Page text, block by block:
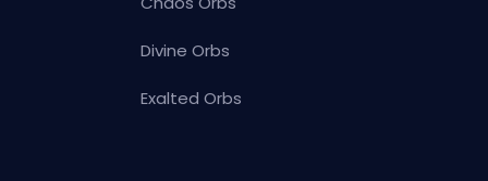
Divine Orbs
Exalted Orbs